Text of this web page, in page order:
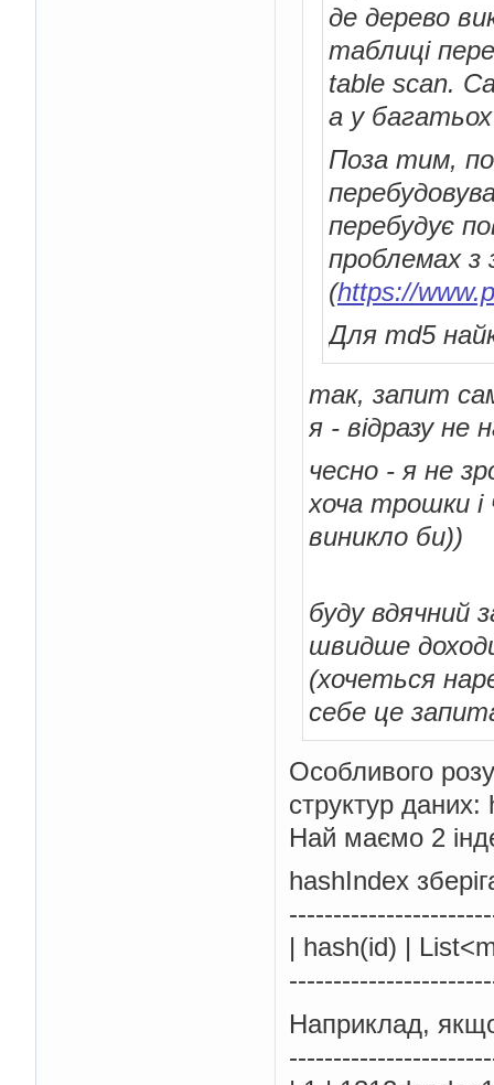
де дерево
таблиці
table scan.
а у
Поза тим,
перебудує
проблемах з
(https://
Для md5
так, запит
я - відразу не
чесно - я не
хоча трошки і
виникло би))
буду вдячний
швидше
(хочеться
себе це
Особливого
структур
Най маємо 2
hashIndex
| hash(id) |
Наприклад,